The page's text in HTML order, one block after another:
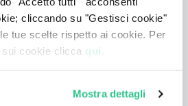
cliccando su "Gestisci cookie"
tue scelte rispetto ai cookie. Per
cookie clicca qui.
Mostra dettagli
€ 29.950